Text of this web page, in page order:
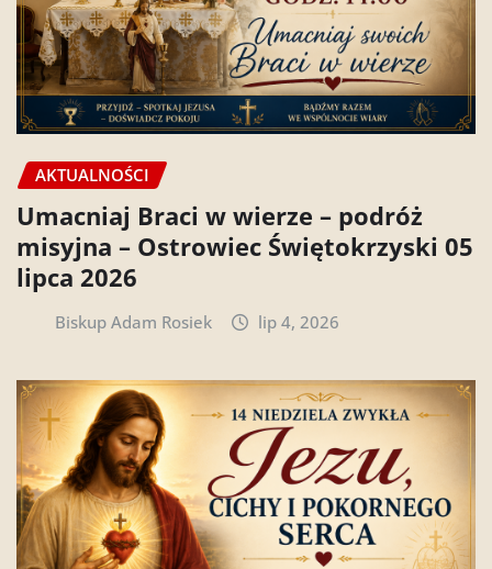
AKTUALNOŚCI
Umacniaj Braci w wierze – podróż
misyjna – Ostrowiec Świętokrzyski 05
lipca 2026
Biskup Adam Rosiek lip 4, 2026